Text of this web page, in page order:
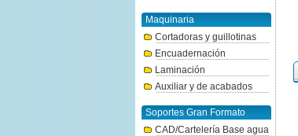
Maquinaria
Cortadoras y guillotinas
Encuadernación
Laminación
Auxiliar y de acabados
Soportes Gran Formato
CAD/Cartelería Base agua